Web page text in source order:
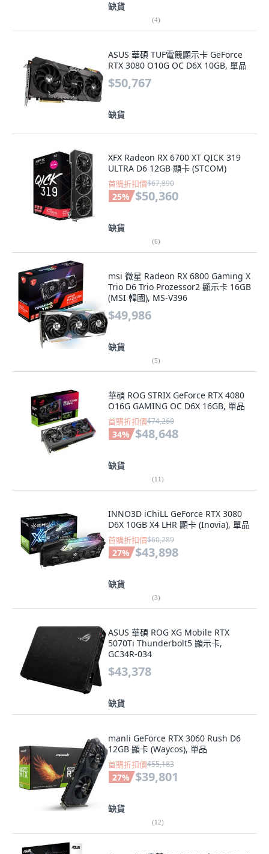
缺貨
(4)
ASUS 華碩 TUF電競顯示卡 GeForce
RTX 3080 O10G OC D6X 10GB, 單品
$50,767
缺貨
XFX Radeon RX 6700 XT QICK 319
ULTRA D6 12GB 顯卡 (STCOM)
首購折扣價$67,890
25% $50,360
缺貨
(6)
msi 微星 Radeon RX 6800 Gaming X
Trio D6 Trio Prozessor2 顯示卡 16GB
(MSI 韓國), MS-V396
$49,986
缺貨
(5)
華碩 ROG STRIX GeForce RTX 4080
O16G GAMING OC D6X 16GB, 單品
首購折扣價$74,260
34% $48,648
缺貨
(11)
INNO3D iChiLL GeForce RTX 3080
D6X 10GB X4 LHR 顯卡 (Inovia), 單品
首購折扣價$60,289
27% $43,898
缺貨
(3)
ASUS 華碩 ROG XG Mobile RTX
5070Ti Thunderbolt5 顯示卡,
GC34R-034
$43,378
缺貨
manli GeForce RTX 3060 Rush D6
12GB 顯卡 (Waycos), 單品
首購折扣價$55,183
27% $39,801
缺貨
(12)